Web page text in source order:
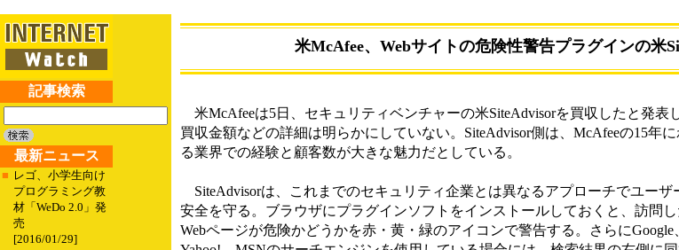
記事検索
最新ニュース
■ レゴ、小学生向け
プログラミング教
材「WeDo 2.0」発
売
[2016/01/29]
米McAfee、Webサイトの危険性警告プラグインの米
米McAfeeは5日、セキュリティベンチャーの米SiteAdvisorを買収したと発表
買収金額などの詳細は明らかにしていない。SiteAdvisor側は、McAfeeの15年に
る業界での経験と顧客数が大きな魅力だとしている。
SiteAdvisorは、これまでのセキュリティ企業とは異なるアプローチでユーザ
安全を守る。ブラウザにプラグインソフトをインストールしておくと、訪問し
Webページが危険かどうかを赤・黄・緑のアイコンで警告する。さらにGoogle